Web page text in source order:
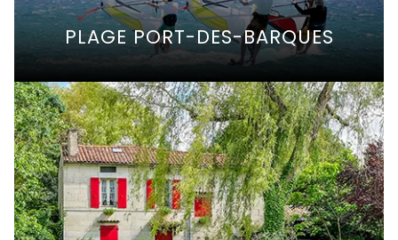
PLAGE PORT-DES-BARQUES